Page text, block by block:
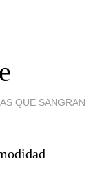
QUE SANGRAN